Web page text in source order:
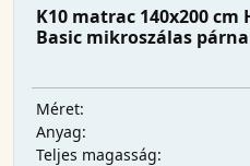
K10 matrac 140x200 cm
Basic mikroszálas párna
Méret:
Anyag:
Teljes magasság: